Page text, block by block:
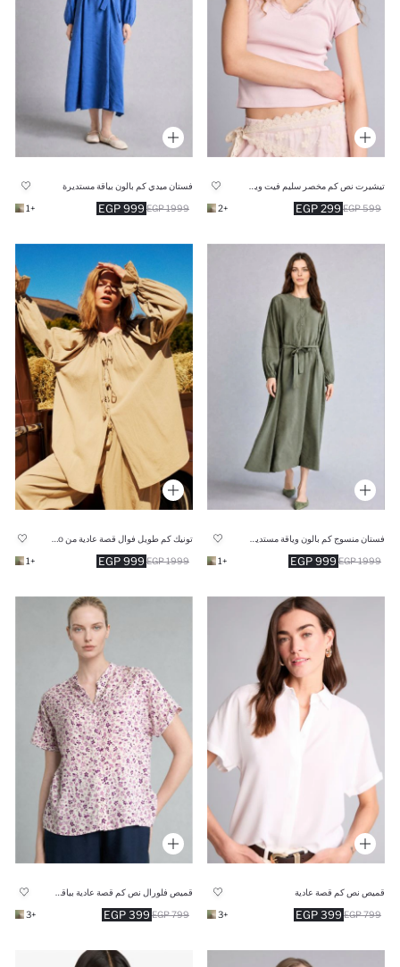
299 EGP 599 EGP
+2
فستان ميدي كم بالون بياقة مستديرة
999 EGP 1999 EGP
+1
999 EGP 1999 EGP
+1
999 EGP 1999 EGP
+1
قميص نص كم قصة عادية
399 EGP 799 EGP
+3
399 EGP 799 EGP
+3